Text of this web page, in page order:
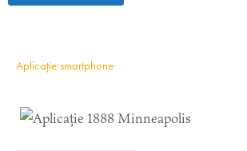
Aplicație smartphone